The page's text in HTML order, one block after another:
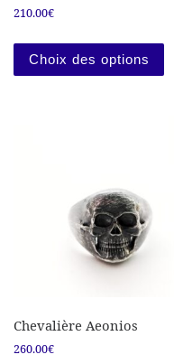
210.00€
Choix des options
Chevalière Aeonios
260.00€